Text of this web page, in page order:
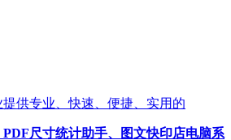
供专业、快速、便捷、实用的
PDF尺寸统计助手、 图文快印店电脑系